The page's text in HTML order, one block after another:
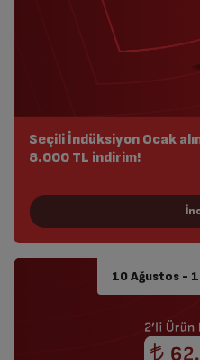
Seçili İndüksiyon Ocak
8.000 TL indirim!
10 Ağustos -